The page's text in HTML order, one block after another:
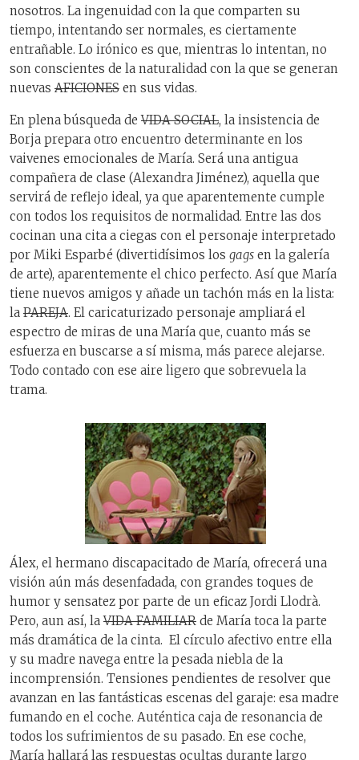
nosotros. La ingenuidad con la que comparten su
tiempo, intentando ser normales, es ciertamente
entrañable. Lo irónico es que, mientras lo intentan, no
son conscientes de la naturalidad con la que se generan
nuevas AFICIONES en sus vidas.
En plena búsqueda deVIDA SOCIAL, la insistencia de
Borja prepara otro encuentro determinante en los
vaivenes emocionales de María. Será una antigua
compañera de clase (Alexandra Jiménez), aquella que
servirá de reflejo ideal, ya que aparentemente cumple
con todos los requisitos de normalidad. Entre las dos
cocinan una cita a ciegas con el personaje interpretado
por Miki Esparbé (divertidísimos los gags en la galería
de arte), aparentemente el chico perfecto. Así que María
tiene nuevos amigos y añade un tachón más en la lista:
la PAREJA. El caricaturizado personaje ampliará el
espectro de miras de una María que, cuanto más se
esfuerza en buscarse a sí misma, más parece alejarse.
Todo contado con ese aire ligero que sobrevuela la
trama.
Álex, el hermano discapacitado de María, ofrecerá una
visión aún más desenfadada, con grandes toques de
humor y sensatez por parte de un eficaz Jordi Llodrà.
Pero, aun así, laVIDA FAMILIAR de María toca la parte
más dramática de la cinta. El círculo afectivo entre ella
y su madre navega entre la pesada niebla de la
incomprensión. Tensiones pendientes de resolver que
avanzan en las fantásticas escenas del garaje: esa madre
fumando en el coche. Auténtica caja de resonancia de
todos los sufrimientos de su pasado. En ese coche,
María hallará las respuestas ocultas durante largo